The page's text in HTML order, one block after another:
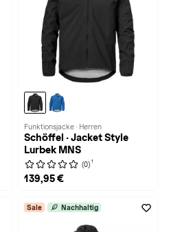
Funktionsjacke · Herren
Schöffel · Jacket Style
Lurbek MNS
(0) 1
139,95 €
Sale Nachhaltig